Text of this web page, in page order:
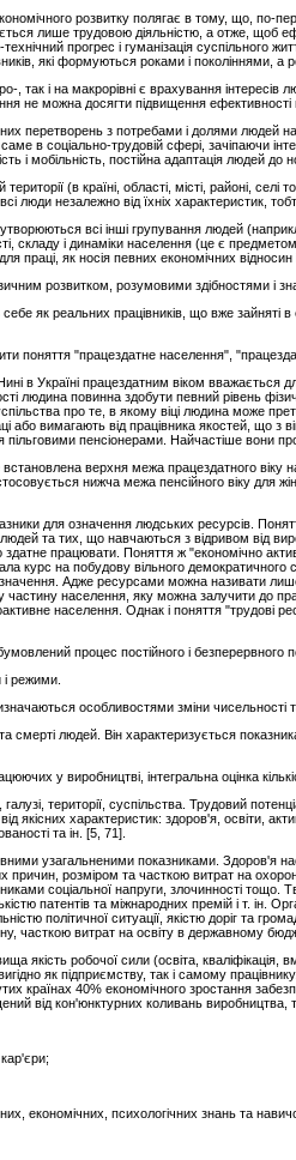
розвитку полягає в тому, що, по-
лише трудовою діяльністю, а отже,
прогрес і гуманізація суспільного
які формуються роками і
, так і на макрорівні є врахування
не можна досягти підвищення
перетворень з потребами і долями людей
в соціально-трудовій сфері, зачіпаючи
і мобільність, постійна адаптація людей до
(в країні, області, місті, районі, селі
люди незалежно від їхніх характеристик,
всі інші групування людей
і динаміки населення (це є
праці, як носія певних економічних
розвитком, розумовими здібностями і
як реальних працівників, що вже зайняті в
поняття "працездатне населення",
в Україні працездатним віком
людина повинна здобути певний рівень
про те, в якому віці людина може
або вимагають від працівника якостей, що з
пільговими пенсіонерами. Найчастіше вони
верхня межа працездатного віку
нижча межа пенсійного віку для
для означення людських ресурсів.
та тих, що навчаються з відривом від
працювати. Поняття ж "економічно
курс на побудову вільного демократичного
Адже ресурсами можна називати
частину населення, яку можна залучити до
населення. Однак і поняття
процес постійного і безперервного
режими.
особливостями зміни чисельності
людей. Він характеризується
у виробництві, інтегральна оцінка
території, суспільства. Трудовий
характеристик: здоров'я, освіти,
та ін. [5, 71].
узагальненими показниками. Здоров'я
причин, розміром та часткою витрат на
соціальної напруги, злочинності
патентів та міжнародних премій і т. ін.
політичної ситуації, якістю доріг та
часткою витрат на освіту в державному
якість робочої сили (освіта, кваліфікація,
як підприємству, так і самому
країнах 40% економічного зростання
від кон'юнктурних коливань виробництва,
економічних, психологічних знань та